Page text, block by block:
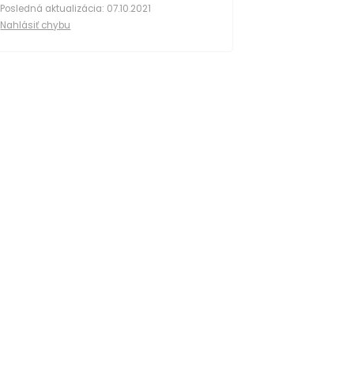
Posledná aktualizácia: 07.10.2021
Nahlásiť chybu